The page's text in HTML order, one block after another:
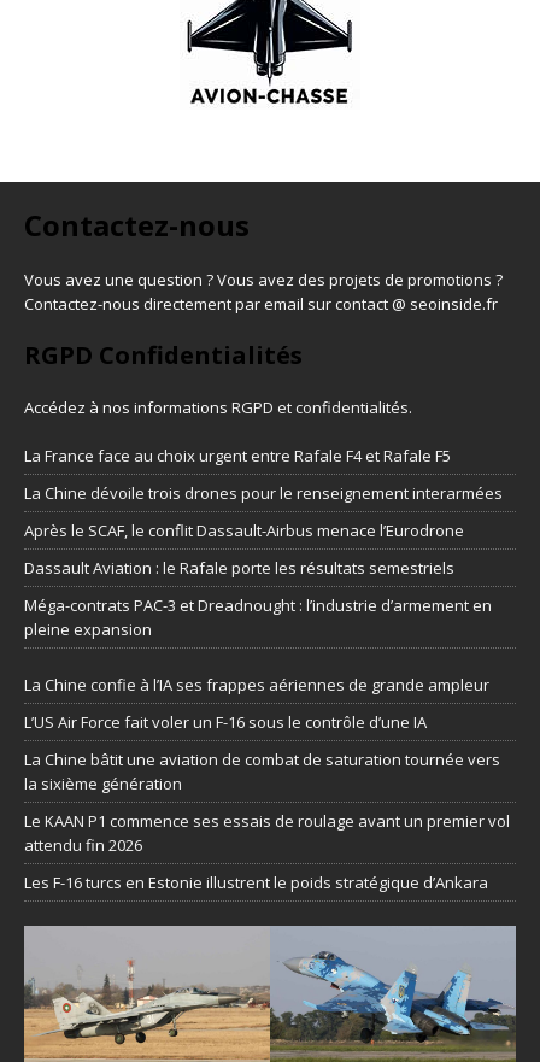
Contactez-nous
Vous avez une question ? Vous avez des projets de promotions ?
Contactez-nous directement par email sur contact @ seoinside.fr
RGPD Confidentialités
Accédez à nos informations RGPD et confidentialités.
La France face au choix urgent entre Rafale F4 et Rafale F5
La Chine dévoile trois drones pour le renseignement interarmées
Après le SCAF, le conflit Dassault-Airbus menace l’Eurodrone
Dassault Aviation : le Rafale porte les résultats semestriels
Méga-contrats PAC-3 et Dreadnought : l’industrie d’armement en
pleine expansion
La Chine confie à l’IA ses frappes aériennes de grande ampleur
L’US Air Force fait voler un F-16 sous le contrôle d’une IA
La Chine bâtit une aviation de combat de saturation tournée vers
la sixième génération
Le KAAN P1 commence ses essais de roulage avant un premier vol
attendu fin 2026
Les F-16 turcs en Estonie illustrent le poids stratégique d’Ankara